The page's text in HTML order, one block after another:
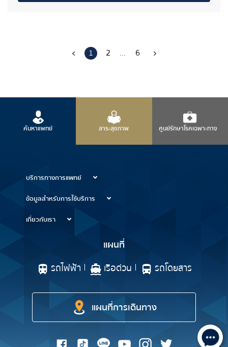
1 2 ... 6
ค้นหาแพทย์ สาระสุขภาพ ศูนย์รักษาโรคเฉพาะทาง
บริการทางการแพทย์
ข้อมูลสำหรับการใช้บริการ
เกี่ยวกับเรา
แผนที่
รถไฟฟ้า
เรือด่วน รถโดยสาร
แผนที่การเดินทาง